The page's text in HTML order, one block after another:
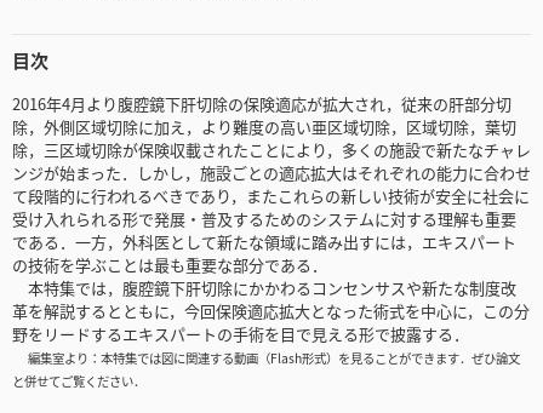
目次
2016年4月より腹腔鏡下肝切除の保険適応が拡大され，従来の肝部分切
除，外側区域切除に加え，より難度の高い亜区域切除，区域切除，葉切
除，三区域切除が保険収載されたことにより，多くの施設で新たなチャレ
ンジが始まった．しかし，施設ごとの適応拡大はそれぞれの能力に合わせ
て段階的に行われるべきであり，またこれらの新しい技術が安全に社会に
受け入れられる形で発展・普及するためのシステムに対する理解も重要
である．一方，外科医として新たな領域に踏み出すには，エキスパート
の技術を学ぶことは最も重要な部分である．
本特集では，腹腔鏡下肝切除にかかわるコンセンサスや新たな制度改
革を解説するとともに，今回保険適応拡大となった術式を中心に，この分
野をリードするエキスパートの手術を目で見える形で披露する．
編集室より：本特集では図に関連する動画（Flash形式）を見ることができます．ぜひ論文
と併せてご覧ください．